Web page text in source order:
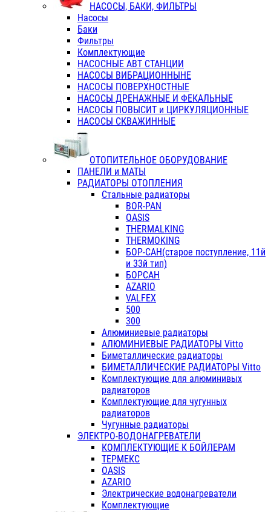
НАСОСЫ, БАКИ, ФИЛЬТРЫ
Насосы
Баки
Фильтры
Комплектующие
НАСОСНЫЕ АВТ СТАНЦИИ
НАСОСЫ ВИБРАЦИОННЫНЕ
НАСОСЫ ПОВЕРХНОСТНЫЕ
НАСОСЫ ДРЕНАЖНЫЕ И ФЕКАЛЬНЫЕ
НАСОСЫ ПОВЫСИТ и ЦИРКУЛЯЦИОННЫЕ
НАСОСЫ СКВАЖИННЫЕ
ОТОПИТЕЛЬНОЕ ОБОРУДОВАНИЕ
ПАНЕЛИ и МАТЫ
РАДИАТОРЫ ОТОПЛЕНИЯ
Стальные радиаторы
BOR-PAN
OASIS
THERMALKING
THERMOKING
БОР-САН(старое поступление, 11й
и 33й тип)
БОРСАН
AZARIO
VALFEX
500
300
Алюминиевые радиаторы
АЛЮМИНИЕВЫЕ РАДИАТОРЫ Vitto
Биметаллические радиаторы
БИМЕТАЛЛИЧЕСКИЕ РАДИАТОРЫ Vitto
Комплектующие для алюминивых
радиаторов
Комплектующие для чугунных
радиаторов
Чугунные радиаторы
ЭЛЕКТРО-ВОДОНАГРЕВАТЕЛИ
КОМПЛЕКТУЮЩИЕ К БОЙЛЕРАМ
ТЕРМЕКС
OASIS
AZARIO
Электрические водонагреватели
Комплектующие